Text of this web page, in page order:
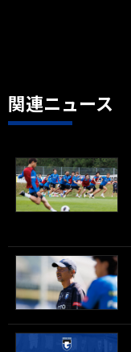
関連ニュース